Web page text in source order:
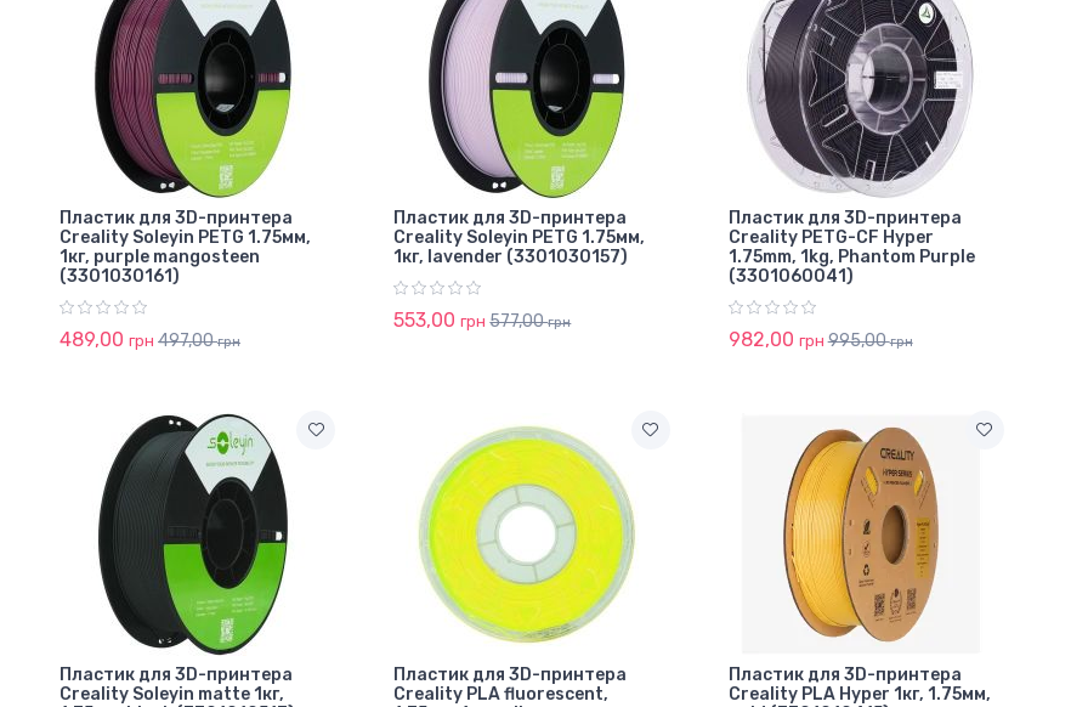
Пластик для 3D-принтера
Creality Soleyin PETG 1.75мм,
1кг, purple mangosteen
(3301030161)
489,00 грн 497,00грн
Пластик для 3D-принтера
Creality Soleyin PETG 1.75мм,
1кг, lavender (3301030157)
553,00грн577,00грн
Пластик для 3D-принтера
Creality PETG-CF Hyper
1.75mm, 1kg, Phantom Purple
(3301060041)
982,00 грн995,00грн
Пластик для 3D-принтера
Creality Soleyin matte 1кг,
Пластик для 3D-принтера
Creality PLA fluorescent,
Пластик для 3D-принтера
Creality PLA Hyper 1кг, 1.75мм,